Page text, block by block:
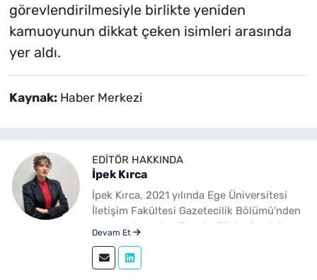
görevlendirilmesiyle birlikte yeniden
kamuoyunun dikkat çeken isimleri arasında
yer aldı.
Kaynak: Haber Merkezi
EDITÖR HAKKINDA
İpek Kırca
İpek Kırca, 2021 yılında Ege Üniversitesi
İletişim Fakültesi Gazetecilik Bölümü'nden
mezun olmuştur. Gazetecilik kariyerini
yenibakishaber.com bünyesinde muhabir
ve editör olarak görev yapmaktadır.
Devam Et